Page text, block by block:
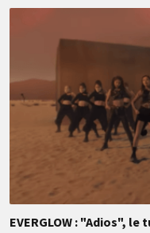
EVERGLOW : "Adios",